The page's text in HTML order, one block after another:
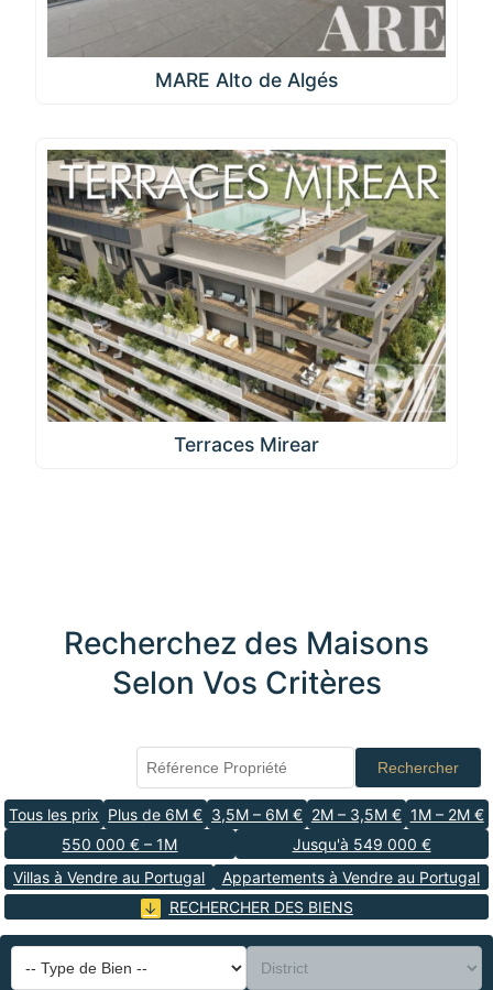
MARE Alto de Algés
Terraces Mirear
Recherchez des Maisons
Selon Vos Critères
Rechercher
Tous les prix Plus de 6M € 3,5M – 6M € 2M – 3,5M € 1M – 2M €
550 000 € – 1M
Jusqu'à 549 000 €
Villas à Vendre au Portugal
Appartements à Vendre au Portugal
RECHERCHER DES BIENS